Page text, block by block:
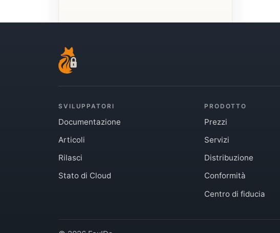
SVILUPPATORI
Documentazione
Articoli
Rilasci
Stato di Cloud
PRODOTTO
Prezzi
Servizi
Distribuzione
Conformità
Centro di fiducia